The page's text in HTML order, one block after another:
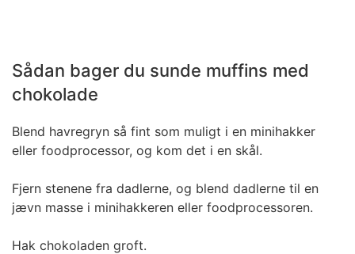
Sådan bager du sunde muffins med
chokolade
Blend havregryn så fint som muligt i en minihakker
eller foodprocessor, og kom det i en skål.
Fjern stenene fra dadlerne, og blend dadlerne til en
jævn masse i minihakkeren eller foodprocessoren.
Hak chokoladen groft.